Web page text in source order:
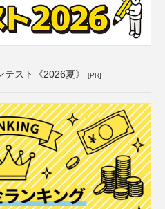
テスト《2026夏》 [PR]